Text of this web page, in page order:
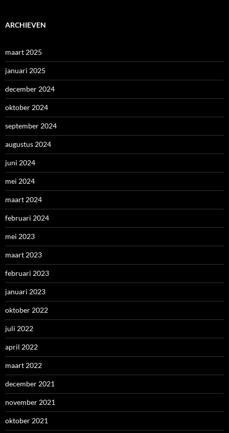
ARCHIEVEN
maart 2025
januari 2025
december 2024
oktober 2024
september 2024
augustus 2024
juni 2024
mei 2024
maart 2024
februari 2024
mei 2023
maart 2023
februari 2023
januari 2023
oktober 2022
juli 2022
april 2022
maart 2022
december 2021
november 2021
oktober 2021